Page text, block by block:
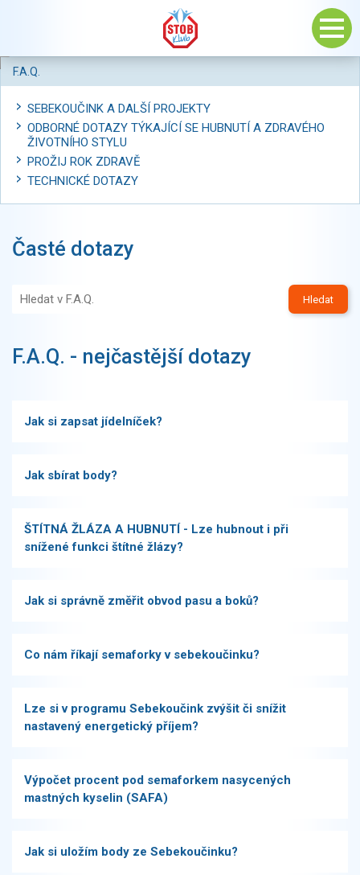
Časté dotazy
Hledat
F.A.Q. - nejčastější dotazy
Jak si zapsat jídelníček?
Jak sbírat body?
ŠTÍTNÁ ŽLÁZA A HUBNUTÍ - Lze hubnout i při
snížené funkci štítné žlázy?
Jak si správně změřit obvod pasu a boků?
Co nám říkají semaforky v sebekoučinku?
Lze si v programu Sebekoučink zvýšit či snížit
nastavený energetický příjem?
Výpočet procent pod semaforkem nasycených
mastných kyselin (SAFA)
Jak si uložím body ze Sebekoučinku?
F.A.Q.
SEBEKOUČINK A DALŠÍ PROJEKTY
ODBORNÉ DOTAZY TÝKAJÍCÍ SE HUBNUTÍ A ZDRAVÉHO
ŽIVOTNÍHO STYLU
PROŽIJ ROK ZDRAVĚ
TECHNICKÉ DOTAZY